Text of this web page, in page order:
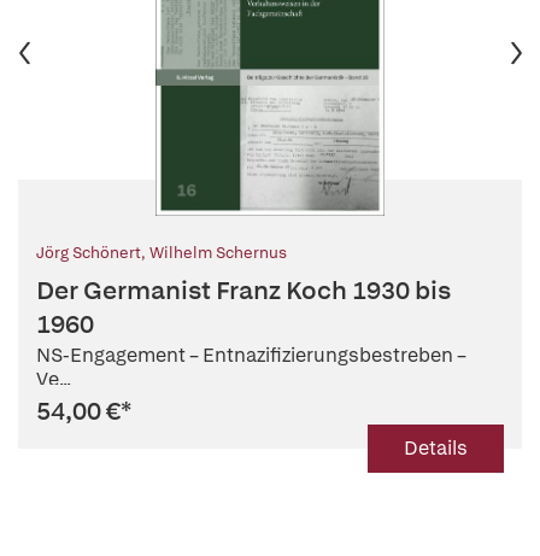
Jörg Schönert, Wilhelm Schernus
Der Germanist Franz Koch 1930 bis
1960
NS-Engagement – Entnazifizierungsbestreben –
Ve...
54,00 €*
Details